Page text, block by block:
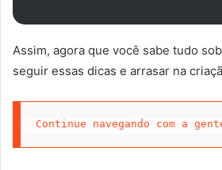
Assim, agora que você sabe tudo
seguir essas dicas e arrasar na
Continue navegando com a